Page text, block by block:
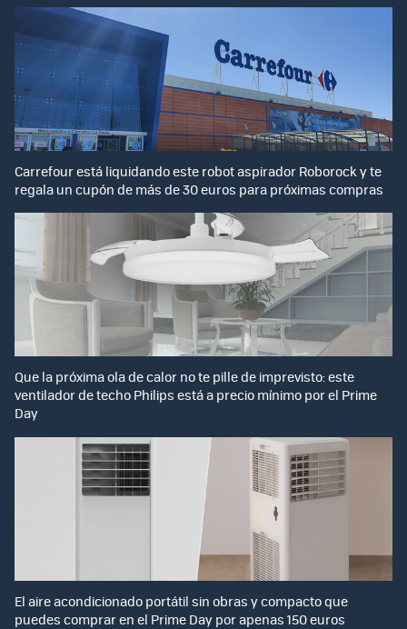
Carrefour está liquidando este robot aspirador Roborock y te
regala un cupón de más de 30 euros para próximas compras
Que la próxima ola de calor no te pille de imprevisto: este
ventilador de techo Philips está a precio mínimo por el Prime
Day
El aire acondicionado portátil sin obras y compacto que
puedes comprar en el Prime Day por apenas 150 euros